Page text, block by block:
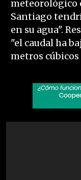
meteorológico
Santiago
en su agua".
"el caudal ha
metros